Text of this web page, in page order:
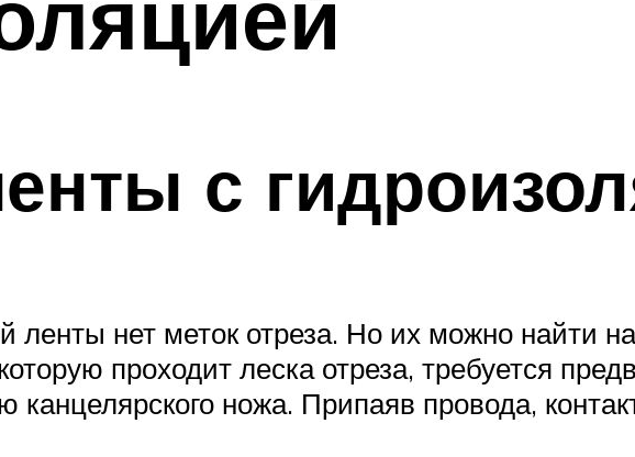
с
ленты нет меток отреза. Но их можно найти
проходит леска отреза, требуется
ножа. Припаяв провода,